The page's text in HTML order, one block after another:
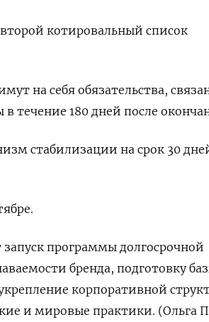
котировальный список
на себя обязательства,
течение 180 дней после
стабилизации на срок 30
программы долгосрочной
бренда, подготовку
корпоративной
и мировые практики. (Ольга